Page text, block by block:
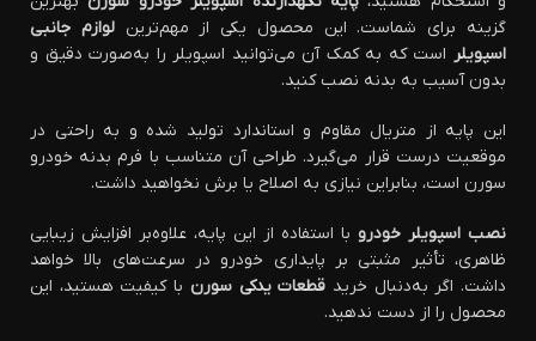
گزینه برای شماست. این محصول یکی از مهم‌ترینلوازم جانبی
اسپویلر است که به کمک آن می‌توانید اسپویلر را به‌صورت دقیق و
بدون آسیب به بدنه نصب کنید.
این پایه از متریال مقاوم و استاندارد تولید شده و به راحتی در
موقعیت درست قرار می‌گیرد. طراحی آن متناسب با فرم بدنه خودرو
سورن است، بنابراین نیازی به اصلاح یا برش نخواهید داشت.
نصب اسپویلر خودرو با استفاده از این پایه، علاوه‌بر افزایش زیبایی
ظاهری، تأثیر مثبتی بر پایداری خودرو در سرعت‌های بالا خواهد
داشت. اگر به‌دنبال خرید قطعات یدکی سورن با کیفیت هستید، این
محصول را از دست ندهید.